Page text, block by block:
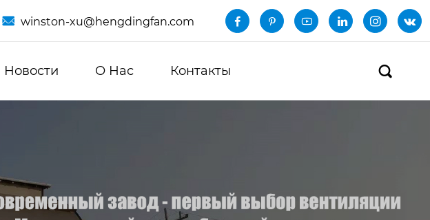
 winston-xu@hengdingfan.com      
Новости О Нас Контакты 